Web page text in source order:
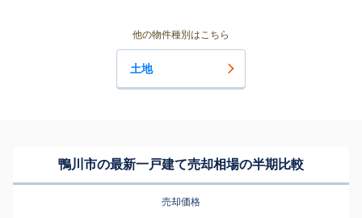
他の物件種別はこちら
土地
鴨川市の最新一戸建て売却相場の半期比較
売却価格